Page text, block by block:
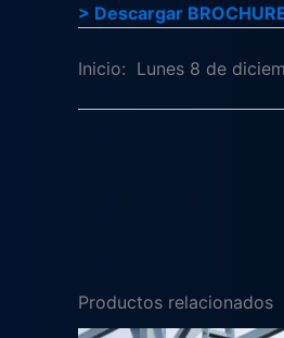
> Descargar
Inicio: Lunes 8 de
Productos relacionados